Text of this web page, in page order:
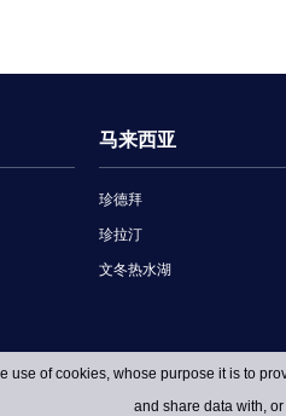
马来西亚
珍德拜
珍拉汀
文冬热水湖
use of cookies, whose purpose it is to
and share data with,